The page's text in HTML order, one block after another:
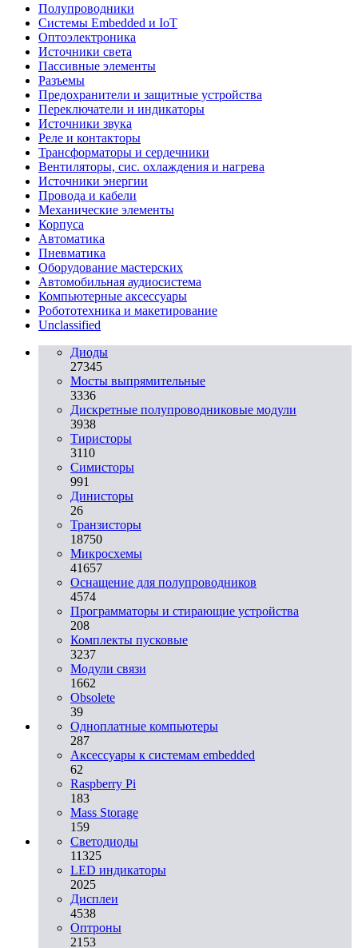
Полупроводники
Системы Embedded и IoT
Oптоэлектроника
Источники света
Пассивные элементы
Разъeмы
Предохранители и защитные устройства
Переключатели и индикаторы
Источники звука
Реле и контакторы
Трансформаторы и сердечники
Вентиляторы, сис. охлаждения и нагрева
Источники энергии
Провода и кабели
Механические элементы
Корпуса
Автоматика
Пневматика
Оборудование мастерских
Автомобильная аудиосистема
Компьютерные аксессуары
Робототехника и макетирование
Unclassified
Диоды
27345
Мосты выпрямительные
3336
Дискретные полупроводниковые модули
3938
Тиристоры
3110
Симисторы
991
Динисторы
26
Транзисторы
18750
Микросхемы
41657
Оснащение для полупроводников
4574
Программаторы и стирающие устройства
208
Комплекты пусковые
3237
Модули связи
1662
Obsolete
39
Одноплатные компьютеры
287
Аксессуары к системам embedded
62
Raspberry Pi
183
Mass Storage
159
Светодиоды
11325
LED индикаторы
2025
Дисплеи
4538
Оптроны
2153